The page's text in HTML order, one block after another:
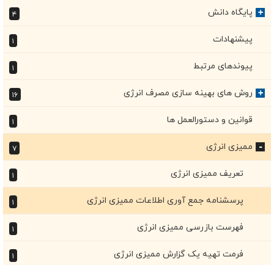
+ پایگاه دانش ۴
پیشنهادات
پیوندهای مرتبط
+ روش های بهینه سازی مصرف انرژی ۱۶
قوانین و دستورالعمل ها
ممیزی انرژی ۷
تعریف ممیزی انرژی
پرسشنامه جمع آوری اطلاعات ممیزی انرژی
فهرست بازرسی ممیزی انرژی
فرمت تهیه یک گزارش ممیزی انرژی